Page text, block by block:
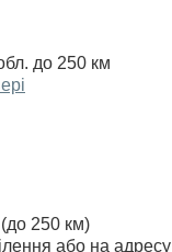
до 250 км
250 км)
або на адресу